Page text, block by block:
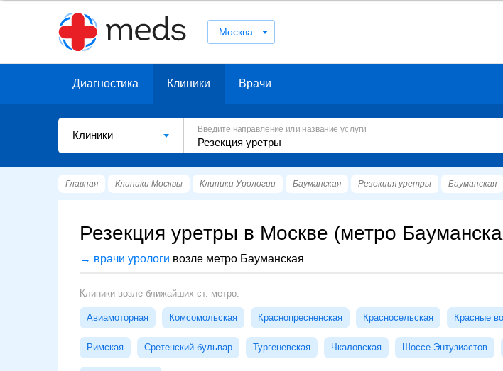
Москва
Диагностика Клиники Врачи
Клиники
Введите направление или название услуги
Главная Клиники Москвы Клиники Урологии Бауманская Резекция уретры Бауманская
Резекция уретры в Москве (метро
→ врачи урологи возле метро Бауманская
Клиники возле ближайших ст. метро:
Авиамоторная Комсомольская Краснопресненская Красносельская Красные
Римская Сретенский бульвар Тургеневская Чкаловская Шоссе Энтузиастов